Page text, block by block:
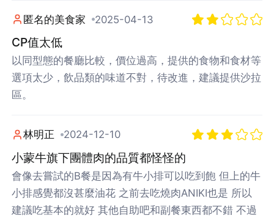
匿名的美食家 2025-04-13
CP值太低
以同型態的餐廳比較，價位過高，提供的食物和食材等
選項太少，飲品類的味道不對，待改進，建議提供沙拉
區。
林明正 2024-12-10
小蒙牛旗下團體肉的品質都怪怪的
會像去嘗試的B餐是因為有牛小排可以吃到飽 但上的牛
小排感覺都沒甚麼油花 之前去吃燒肉ANIKI也是 所以
建議吃基本的就好 其他自助吧和副餐東西都不錯 不過